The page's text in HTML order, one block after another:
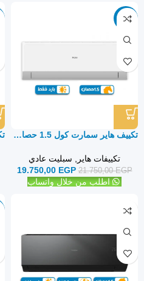
-9%
تكييف هاير سمارت كول 1.5 حصان بارد فقط – سبليت
تكييفات هاير سبليت عادي
21.750,00EGP
19.750,00 EGP
اطلب من خلال واتساب